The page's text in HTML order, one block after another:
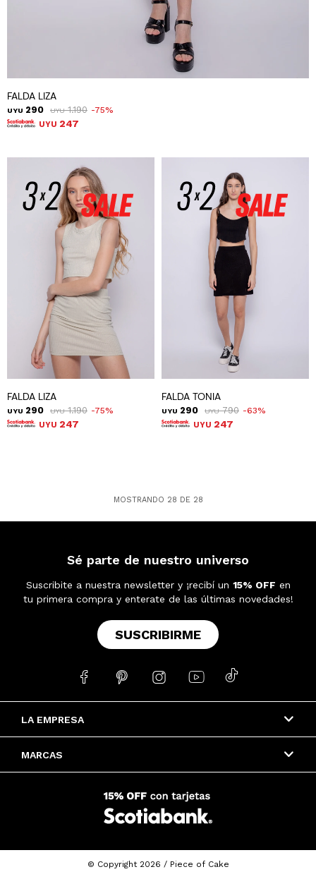
FALDA LIZA
UYU 290 UYU 1.190 75
UYU 247
FALDA LIZA
UYU 290 UYU 1.190 75
UYU 247
FALDA TONIA
UYU 290 UYU 790 63
UYU 247
MOSTRANDO 28 DE 28
LA EMPRESA
MARCAS
Sé parte de nuestro universo
Suscribite a nuestra newsletter y ¡recibí un 15% OFF en
tu primera compra y enterate de las últimas novedades!
SUSCRIBIRME
    
© Copyright 2026 / Piece of Cake